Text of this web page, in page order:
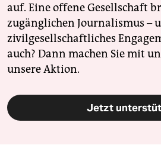
auf. Eine offene Gesellschaft
zugänglichen Journalismus –
zivilgesellschaftliches
auch? Dann machen Sie mit
unsere Aktion.
Jetzt